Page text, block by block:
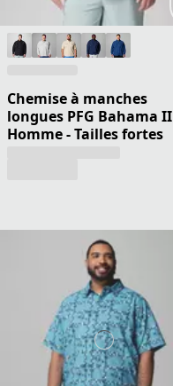
Chemise à manches
longues PFG Bahama II
Homme - Tailles fortes